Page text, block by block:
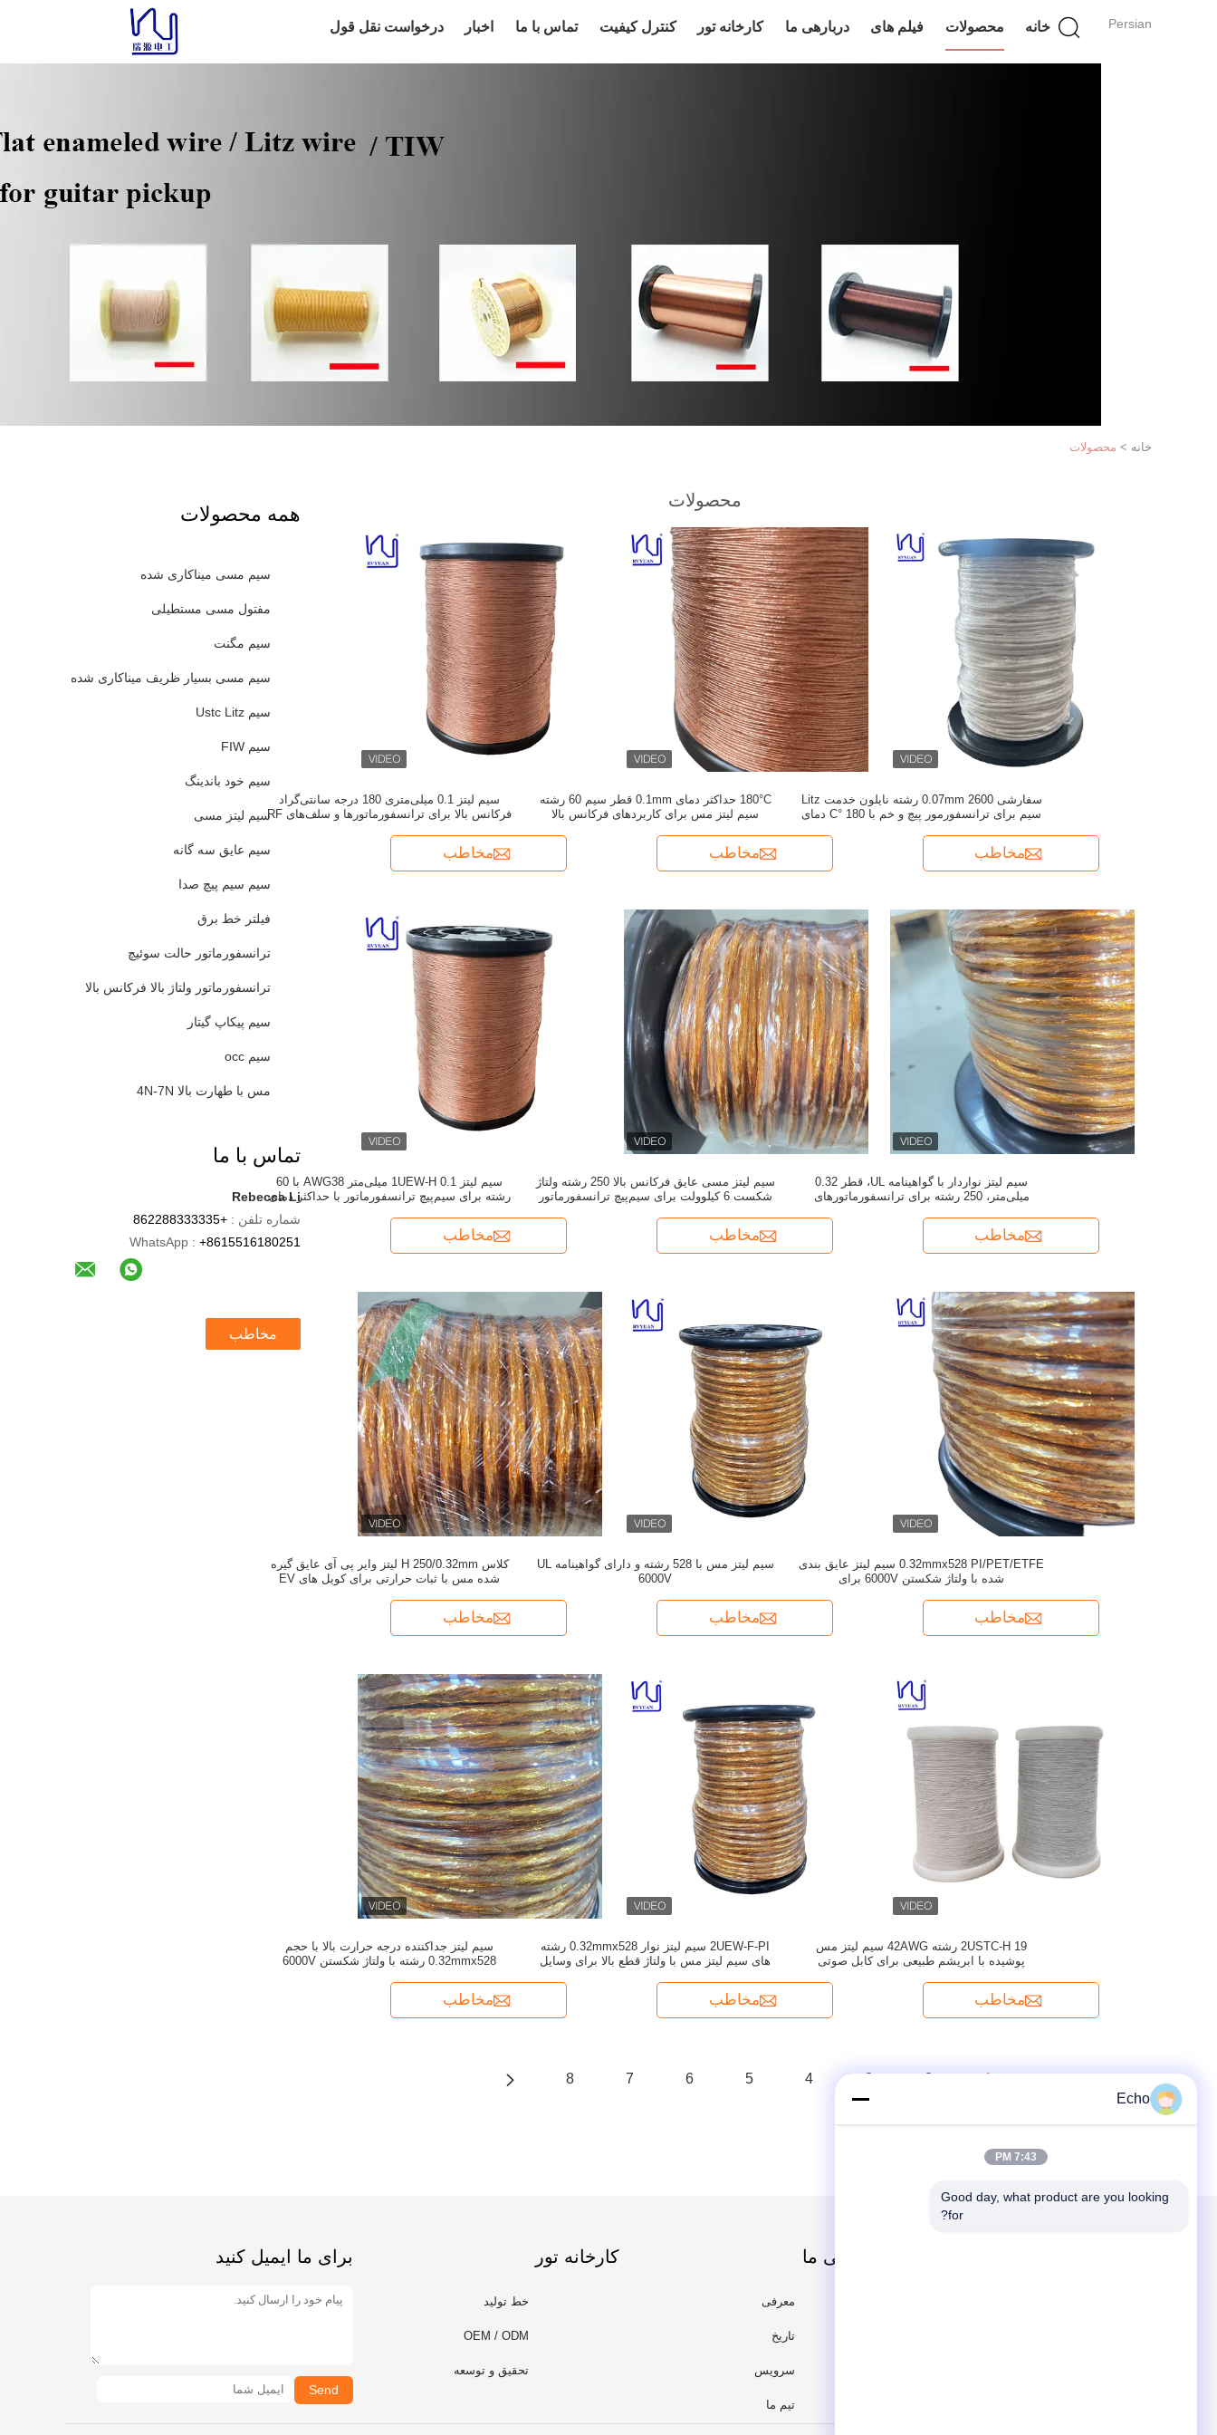
Persian خانه محصولات فیلم های دربارهی ما کارخانه تور کنترل کیفیت تماس با ما اخبار درخواست نقل قول
خانه > محصولات
همه محصولات
سیم مسی میناکاری شده
مفتول مسی مستطیلی
سیم مگنت
سیم مسی بسیار ظریف میناکاری شده
سیم Ustc Litz
سیم FIW
سیم خود باندینگ
سیم لیتز مسی
سیم عایق سه گانه
سیم سیم پیچ صدا
فیلتر خط برق
ترانسفورماتور حالت سوئیچ
ترانسفورماتور ولتاژ بالا فرکانس بالا
سیم پیکاپ گیتار
سیم occ
مس با طهارت بالا 4N-7N
تماس با ما
Rebecca Li
شماره تلفن : +862288333335
WhatsApp : +8615516180251
مخاطب
محصولات
سیم لیتز 0.1 میلی‌متری 180 درجه سانتی‌گراد
فرکانس بالا برای ترانسفورماتورها و سلف‌های RF
مخاطب
180°C حداکثر دمای 0.1mm قطر سیم 60 رشته
سیم لیتز مس برای کاربردهای فرکانس بالا
مخاطب
سفارشی 0.07mm 2600 رشته نایلون خدمت Litz
سیم برای ترانسفورمور پیچ و خم با 180 °C دمای
مخاطب
سیم لیتز 1UEW-H 0.1 میلی‌متر AWG38 با 60
رشته برای سیم‌پیچ ترانسفورماتور با حداکثر دمای
مخاطب
سیم لیتز مسی عایق فرکانس بالا 250 رشته ولتاژ
شکست 6 کیلوولت برای سیم‌پیچ ترانسفورماتور
مخاطب
سیم لیتز نواردار با گواهینامه UL، قطر 0.32
میلی‌متر، 250 رشته برای ترانسفورماتورهای
مخاطب
کلاس H 250/0.32mm لیتز وایر پی آی عایق گیره
شده مس با ثبات حرارتی برای کویل های EV
مخاطب
سیم لیتز مس با 528 رشته و دارای گواهینامه UL
6000V
مخاطب
0.32mmx528 PI/PET/ETFE سیم لیتز عایق بندی
شده با ولتاژ شکستن 6000V برای
مخاطب
سیم لیتز جداکننده درجه حرارت بالا با حجم
0.32mmx528 رشته با ولتاژ شکستن 6000V
مخاطب
2UEW-F-PI سیم لیتز نوار 0.32mmx528 رشته
های سیم لیتز مس با ولتاژ قطع بالا برای وسایل
مخاطب
2USTC-H 19 رشته 42AWG سیم لیتز مس
پوشیده با ابریشم طبیعی برای کابل صوتی
مخاطب
1
2
3
4
5
6
7
8
دربارهی ما
معرفی
تاریخ
سرویس
تیم ما
کارخانه تور
خط تولید
OEM / ODM
تحقیق و توسعه
برای ما ایمیل کنید
Send
Echo
7:43 PM
Good day, what product are you looking
for?